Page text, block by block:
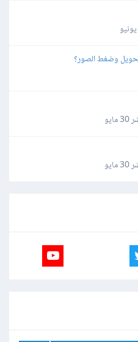
30 مايو
30 مايو